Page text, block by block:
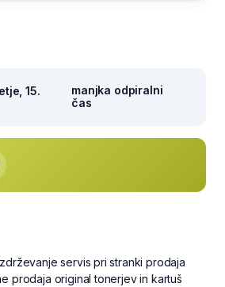
15.
manjka odpiralni
čas
servis pri stranki prodaja
prodaja original tonerjev in kartuš